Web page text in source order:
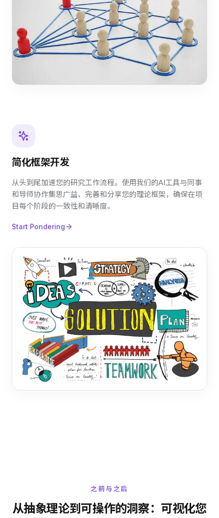
简化框架开发
从头到尾加速您的研究工作流程。使用我们的AI工具与同事
和导师协作集思广益、完善和分享您的理论框架，确保在项
目每个阶段的一致性和清晰度。
Start Pondering
之前与之后
从抽象理论到可操作的洞察：可视化您